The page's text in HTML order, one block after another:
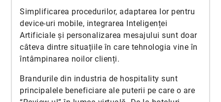
Simplificarea procedurilor, adaptarea lor pentru
device-uri mobile, integrarea Inteligenței
Artificiale și personalizarea mesajului sunt doar
câteva dintre situațiile în care tehnologia vine în
întâmpinarea noilor clienți.
Brandurile din industria de hospitality sunt
principalele beneficiare ale puterii pe care o are